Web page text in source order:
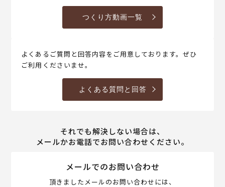
つくり方動画一覧
よくあるご質問と回答内容をご用意しております。ぜひ
ご利用くださいませ。
よくある質問と回答
それでも解決しない場合は、
メールかお電話でお問い合わせください。
メールでのお問い合わせ
頂きましたメールのお問い合わせには、